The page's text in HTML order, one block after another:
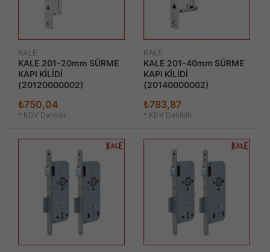
KALE
KALE 201-20mm SÜRME
KAPI KİLİDİ
(20120000002)
₺750,04
* KDV Dahildir
KALE
KALE 201-40mm SÜRME
KAPI KİLİDİ
(20140000002)
₺783,87
* KDV Dahildir